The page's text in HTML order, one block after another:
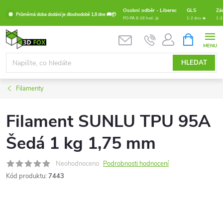
obsah
Průměrná doba dodání je dlouhodobě 1,8 dne 🚚📦
Osobní odběr - Liberec GLS
PO-PÁ 8-16 hod. 🤝 1-2 dny 🔥 1-
HLEDAT
NÁKUPNÍ
KOŠÍK
Filamenty
Filament SUNLU TPU 95A
Šedá 1 kg 1,75 mm
Neohodnoceno Podrobnosti hodnocení
Kód produktu: 7443